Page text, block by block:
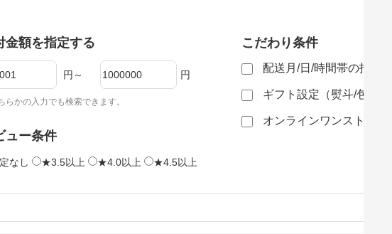
金額を指定する
円～ 円
らかの入力でも検索できます。
ュー条件
なし ★3.5以上 ★4.0以上 ★4.5以上
こだわり条件
配送月/日/時間帯の指定
ギフト設定（熨斗/包装
オンラインワンストップ